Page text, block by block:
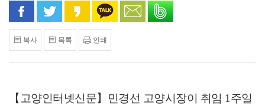
페이스북으로 공유
트위터로 공유카카오 스토리로 공유
카카오톡으로 공유
문자로 공유
복사 목록 인쇄
【고양인터넷신문】 민경선 고양시장이 취임 1 주일